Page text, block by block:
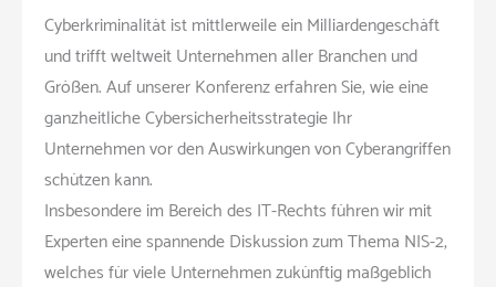
Cyberkriminalität ist mittlerweile ein Milliardengeschäft
und trifft weltweit Unternehmen aller Branchen und
Größen. Auf unserer Konferenz erfahren Sie, wie eine
ganzheitliche Cybersicherheitsstrategie Ihr
Unternehmen vor den Auswirkungen von Cyberangriffen
schützen kann.
Insbesondere im Bereich des IT-Rechts führen wir mit
Experten eine spannende Diskussion zum Thema NIS-2,
welches für viele Unternehmen zukünftig maßgeblich